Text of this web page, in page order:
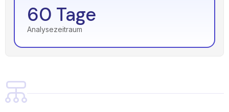
60 Tage
Analysezeitraum